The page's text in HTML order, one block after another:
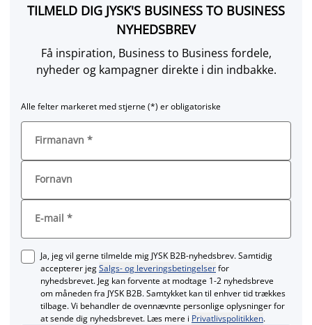
TILMELD DIG JYSK'S BUSINESS TO BUSINESS
NYHEDSBREV
Få inspiration, Business to Business fordele,
nyheder og kampagner direkte i din indbakke.
Alle felter markeret med stjerne (*) er obligatoriske
Firmanavn *
Fornavn
E-mail *
Ja, jeg vil gerne tilmelde mig JYSK B2B-nyhedsbrev. Samtidig
accepterer jegSalgs- og leveringsbetingelserfor
nyhedsbrevet. Jeg kan forvente at modtage 1-2 nyhedsbreve
om måneden fra JYSK B2B. Samtykket kan til enhver tid trækkes
tilbage. Vi behandler de ovennævnte personlige oplysninger for
at sende dig nyhedsbrevet. Læs mere i Privatlivspolitikken.